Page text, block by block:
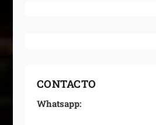
CONTACTO
Whatsapp: